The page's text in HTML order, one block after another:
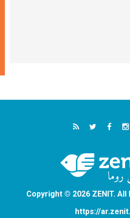
Copyright © 2026 ZENIT.
https://